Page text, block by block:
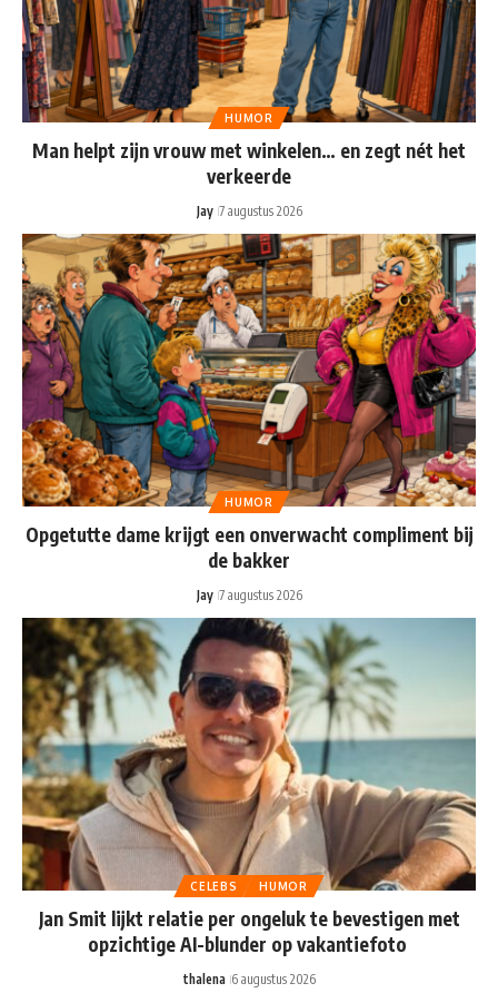
HUMOR
Man helpt zijn vrouw met winkelen… en zegt nét het
verkeerde
Jay 7 augustus 2026
HUMOR
Opgetutte dame krijgt een onverwacht compliment bij
de bakker
Jay 7 augustus 2026
CELEBS HUMOR
Jan Smit lijkt relatie per ongeluk te bevestigen met
opzichtige AI-blunder op vakantiefoto
thalena 6 augustus 2026